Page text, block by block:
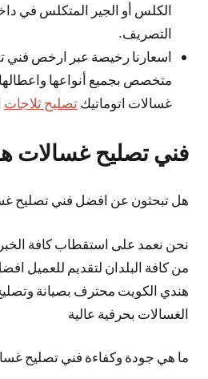
الكلس أو الجير المتكلس في
التصريف.
اسعارنا رخيصة عبر ارخص فني
متخصص بجميع أنواعها
غسالات اتوماتيكتصليح ثلاجات
فني تصليح غسالات
هل تبحثون عن افضل فني تصليح
نحن نعمد على استقطاب كافة
من كافة البلدان لتقديم للعميل
هندي الكويت محترف بصيانة
الغسالات بحرفية عالية
ما هي جودة وكفاءة فني تصليح